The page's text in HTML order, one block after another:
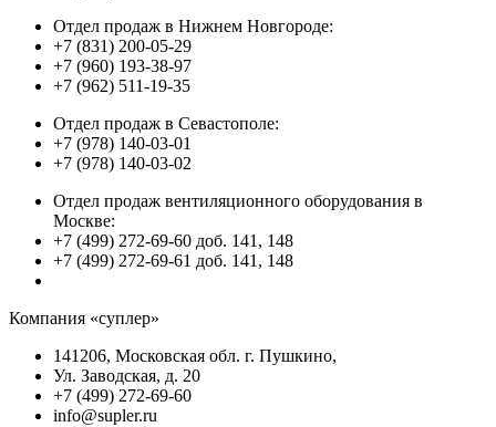
Отдел продаж в Нижнем Новгороде:
+7 (831) 200-05-29
+7 (960) 193-38-97
+7 (962) 511-19-35
Отдел продаж в Севастополе:
+7 (978) 140-03-01
+7 (978) 140-03-02
Отдел продаж вентиляционного оборудования в
Москве:
+7 (499) 272-69-60 доб. 141, 148
+7 (499) 272-69-61 доб. 141, 148
Компания «суплер»
141206, Московская обл. г. Пушкино,
Ул. Заводская, д. 20
+7 (499) 272-69-60
info@supler.ru